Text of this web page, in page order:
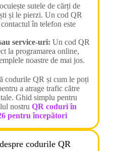
sutele de cărți de
și le pierzi. Un cod QR
în telefon este
service-uri: Un cod QR
la programarea online,
noastre de mai jos.
codurile QR și cum le poți
a atrage trafic către
Ghid simplu pentru
nostru QR coduri în
pentru începători
codurile QR